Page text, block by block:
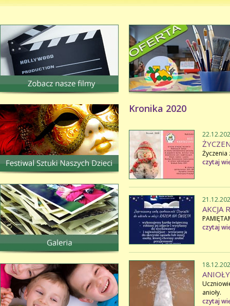
Kronika 2020
Życzenia
czytaj
AKCJA
czytaj
ANIOŁY
anioły.
czytaj